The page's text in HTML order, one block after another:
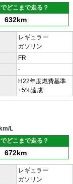
どこまで走る？
632km
レギュラー
ガソリン
FR
-
H22年度燃費基準
+5%達成
L
どこまで走る？
672km
レギュラー
ガソリン